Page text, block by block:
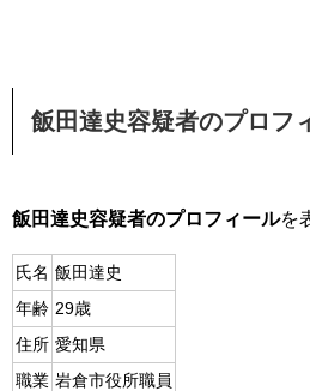
飯田達史容疑者のプロフ
飯田達史容疑者のプロフィールを
氏名 飯田達史
年齢 29歳
住所 愛知県
職業 岩倉市役所職員